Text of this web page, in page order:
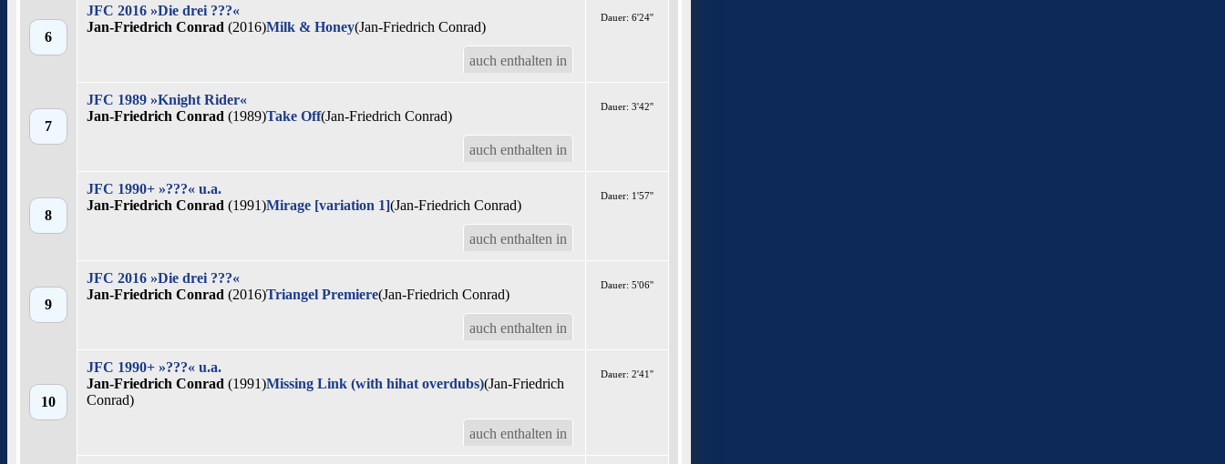
6
JFC 2016 »Die drei ???«
Jan-Friedrich Conrad (2016)Milk & Honey(Jan-Friedrich Conrad)
auch enthalten in
Dauer: 6'24''
7
JFC 1989 »Knight Rider«
Jan-Friedrich Conrad (1989)Take Off(Jan-Friedrich Conrad)
auch enthalten in
Dauer: 3'42''
8
JFC 1990+ »???« u.a.
Jan-Friedrich Conrad (1991)Mirage [variation 1](Jan-Friedrich Conrad)
auch enthalten in
Dauer: 1'57''
9
JFC 2016 »Die drei ???«
Jan-Friedrich Conrad (2016)Triangel Premiere(Jan-Friedrich Conrad)
auch enthalten in
Dauer: 5'06''
10
JFC 1990+ »???« u.a.
Jan-Friedrich Conrad (1991)Missing Link (with hihat overdubs)(Jan-Friedrich
Conrad)
auch enthalten in
Dauer: 2'41''